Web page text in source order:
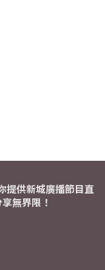
提供新城廣播節目直
無界限！